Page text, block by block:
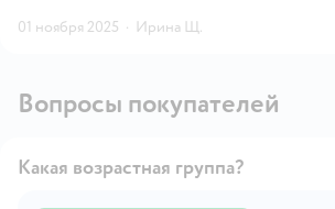
01 ноября 2025 · Ирина Щ.
Вопросы покупателей
Какая возрастная группа?